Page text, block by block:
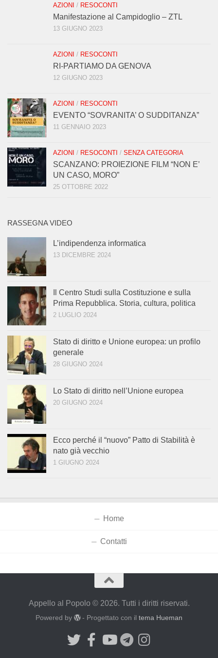
AZIONI / RESOCONTI
Manifestazione al Campidoglio – ZTL
13 GIUGNO 2023
AZIONI / RESOCONTI
RI-PARTIAMO DA GENOVA
12 GIUGNO 2023
AZIONI / RESOCONTI
EVENTO “SOVRANITA’ O SUDDITANZA”
11 GENNAIO 2023
AZIONI / RESOCONTI / SENZA CATEGORIA
SCANZANO: PROIEZIONE FILM “NON E’
UN CASO, MORO”
25 OTTOBRE 2022
RASSEGNA VIDEO
L’indipendenza informatica
13 DICEMBRE 2024
Il Centro Studi sulla Costituzione e sulla
Prima Repubblica. Storia, cultura, politica
2 LUGLIO 2024
Stato di diritto e Unione europea: un profilo
generale
28 GIUGNO 2024
Lo Stato di diritto nell’Unione europea
20 GIUGNO 2024
Ecco perché il “nuovo” Patto di Stabilità è
nato già vecchio
1 GIUGNO 2024
Home
Contatti
Appello al Popolo © 2026. Tutti i diritti riservati.
Powered by - Progettato con iltema Hueman